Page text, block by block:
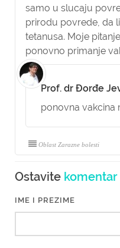
samo u slucaju
prirodu povrede, da
tetanusa. Moje
ponovno primanje
Prof. dr Đorđe
ponovna vakcina
Oblast Zarazne bolesti
Ostavite komentar
IME I PREZIME